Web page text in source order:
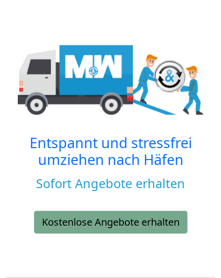
Entspannt und stressfrei
umziehen nach Häfen
Sofort Angebote erhalten
Kostenlose Angebote erhalten